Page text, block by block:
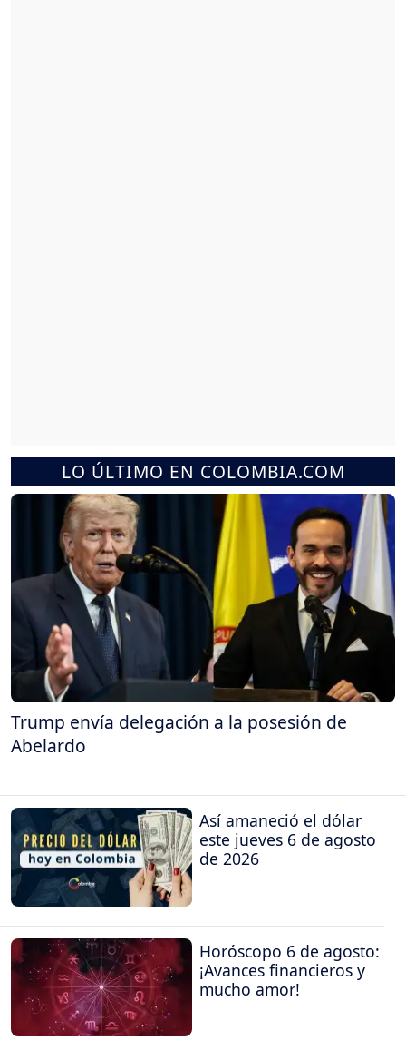
LO ÚLTIMO EN COLOMBIA.COM
Trump envía delegación a la posesión de
Abelardo
Así amaneció el dólar
este jueves 6 de agosto
de 2026
Horóscopo 6 de agosto:
¡Avances financieros y
mucho amor!